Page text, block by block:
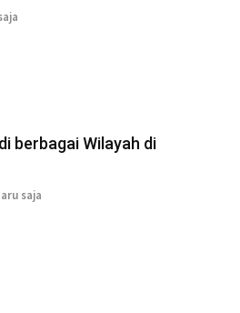
berbagai Wilayah di
saja